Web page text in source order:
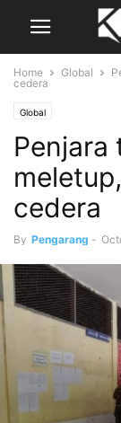
Home Global
cedera
Global
Penjara
cedera
By Pengarang -